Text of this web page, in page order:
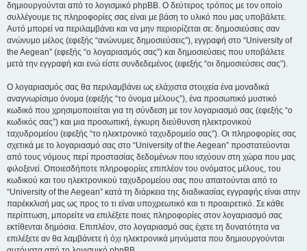
δημιουργούνται από το λογισμικό phpBB. Ο δεύτερος τρόπος με τον οποίο
συλλέγουμε τις πληροφορίες σας είναι με βάση το υλικό που μας υποβάλετε.
Αυτό μπορεί να περιλαμβάνει και να μην περιορίζεται σε: δημοσιεύσεις σαν
ανώνυμο μέλος (εφεξής “ανώνυμες δημοσιεύσεις”), εγγραφή στο “University of
the Aegean” (εφεξής “ο λογαριασμός σας”) και δημοσιεύσεις που υποβάλετε
μετά την εγγραφή και ενώ είστε συνδεδεμένος (εφεξής “οι δημοσιεύσεις σας”).
Ο λογαριασμός σας θα περιλαμβάνει ως ελάχιστα στοιχεία ένα μοναδικά
αναγνωρίσιμο όνομα (εφεξής “το όνομα μέλους”), ένα προσωπικό μυστικό
κωδικό που χρησιμοποιείται για τη σύνδεση με τον λογαριασμό σας (εφεξής “ο
κωδικός σας”) και μια προσωπική, έγκυρη διεύθυνση ηλεκτρονικού
ταχυδρομείου (εφεξής “το ηλεκτρονικό ταχυδρομείο σας”). Οι πληροφορίες σας
σχετικά με το λογαριασμό σας στο “University of the Aegean” προστατεύονται
από τους νόμους περί προστασίας δεδομένων που ισχύουν στη χώρα που μας
φιλοξενεί. Οποιεσδήποτε πληροφορίες επιπλέον του ονόματος μέλους, του
κωδικού και του ηλεκτρονικού ταχυδρομείου σας που απαιτούνται από το
“University of the Aegean” κατά τη διάρκεια της διαδικασίας εγγραφής είναι στην
παρέκκλισή μας ως προς το τι είναι υποχρεωτικό και τι προαιρετικό. Σε κάθε
περίπτωση, μπορείτε να επιλέξετε ποιες πληροφορίες στον λογαριασμό σας
εκτίθενται δημόσια. Επιπλέον, στο λογαριασμό σας έχετε τη δυνατότητα να
επιλέξετε αν θα λαμβάνετε ή όχι ηλεκτρονικά μηνύματα που δημιουργούνται